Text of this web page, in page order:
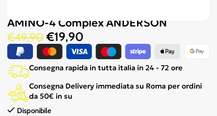
AMINO-4 Complex ANDERSON
€49,90 €19,90
Consegna rapida in tutta italia in 24 - 72 ore
Consegna Delivery immediata su Roma per ordini
da 50€ in su
Disponibile